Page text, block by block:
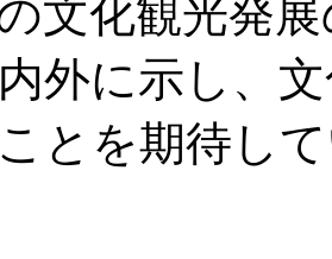
文化観光発
外に示し、
とを期待し